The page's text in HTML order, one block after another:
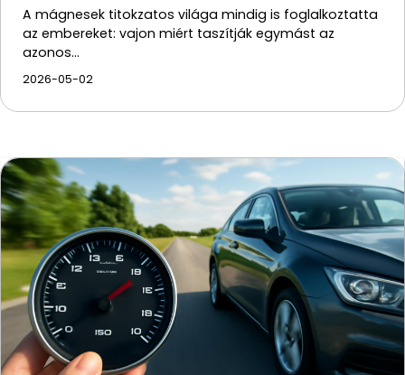
A mágnesek titokzatos világa mindig is foglalkoztatta
az embereket: vajon miért taszítják egymást az
azonos…
2026-05-02